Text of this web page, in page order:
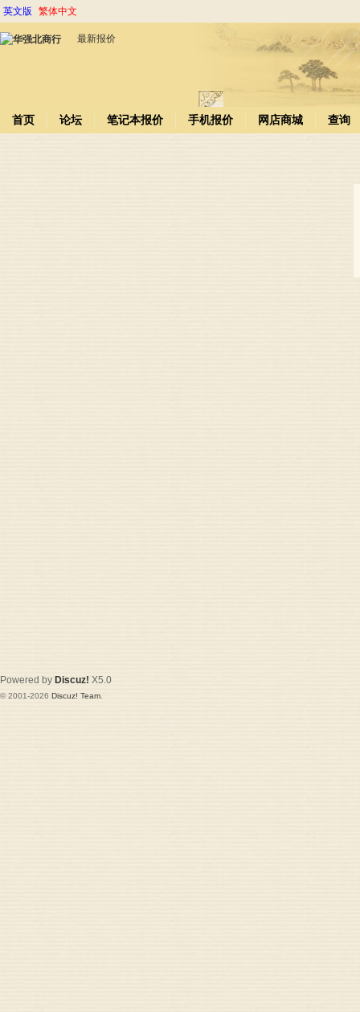
英文版 繁体中文
最新报价
首页 论坛 笔记本报价 手机报价 网店商城 查询
Powered by Discuz! X5.0
© 2001-2026 Discuz! Team